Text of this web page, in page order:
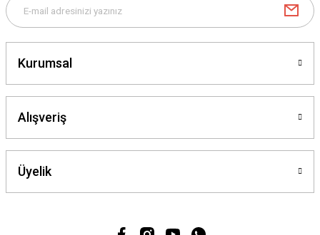
Kurumsal
Alışveriş
Üyelik